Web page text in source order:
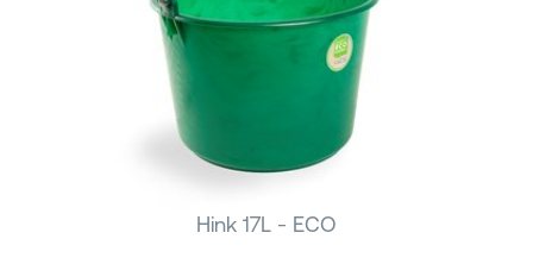
Hink 17L - ECO